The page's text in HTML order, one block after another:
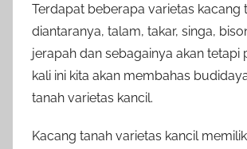
Terdapat beberapa varietas kacang
diantaranya, talam, takar, singa,
jerapah dan sebagainya akan tetapi
kali ini kita akan membahas
tanah varietas kancil.
Kacang tanah varietas kancil